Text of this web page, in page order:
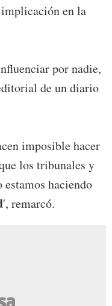
en la
por nadie,
de un diario
imposible hacer
los tribunales y
haciendo
', remarcó.